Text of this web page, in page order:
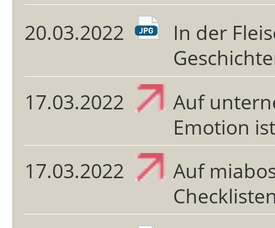
20.03.2022
In der
17.03.2022
Auf
Emotion
17.03.2022
Auf